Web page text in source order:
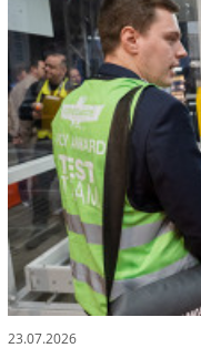
23.07.2026